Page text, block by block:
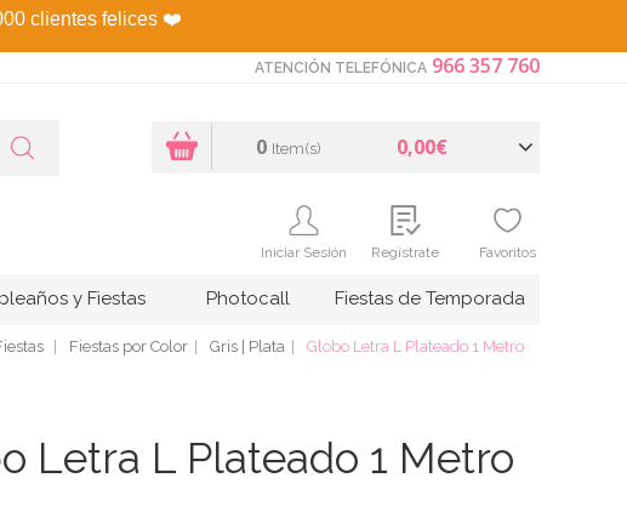
clientes felices ❤️
ATENCIÓN TELEFÓNICA 966 357 760
0 Item(s) 0,00€
Iniciar Sesión Regístrate Favoritos
y Fiestas Photocall Fiestas de Temporada
Fiestas por Color Gris | Plata Globo Letra L Plateado 1 Metro
Letra L Plateado 1 Metro